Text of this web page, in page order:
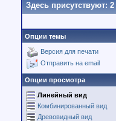
Здесь присутствуют: 2
Опции темы
Версия для печати
Отправить на email
Опции просмотра
Линейный вид
Комбинированный вид
Древовидный вид